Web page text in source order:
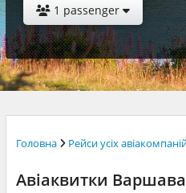
1 passenger
Головна Рейси усіх
Авіаквитки Варшава